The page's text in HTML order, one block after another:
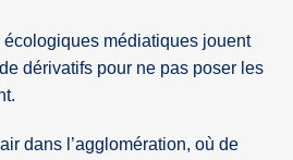
médiatiques jouent
dérivatifs pour ne pas poser les
dans l’agglomération, où de